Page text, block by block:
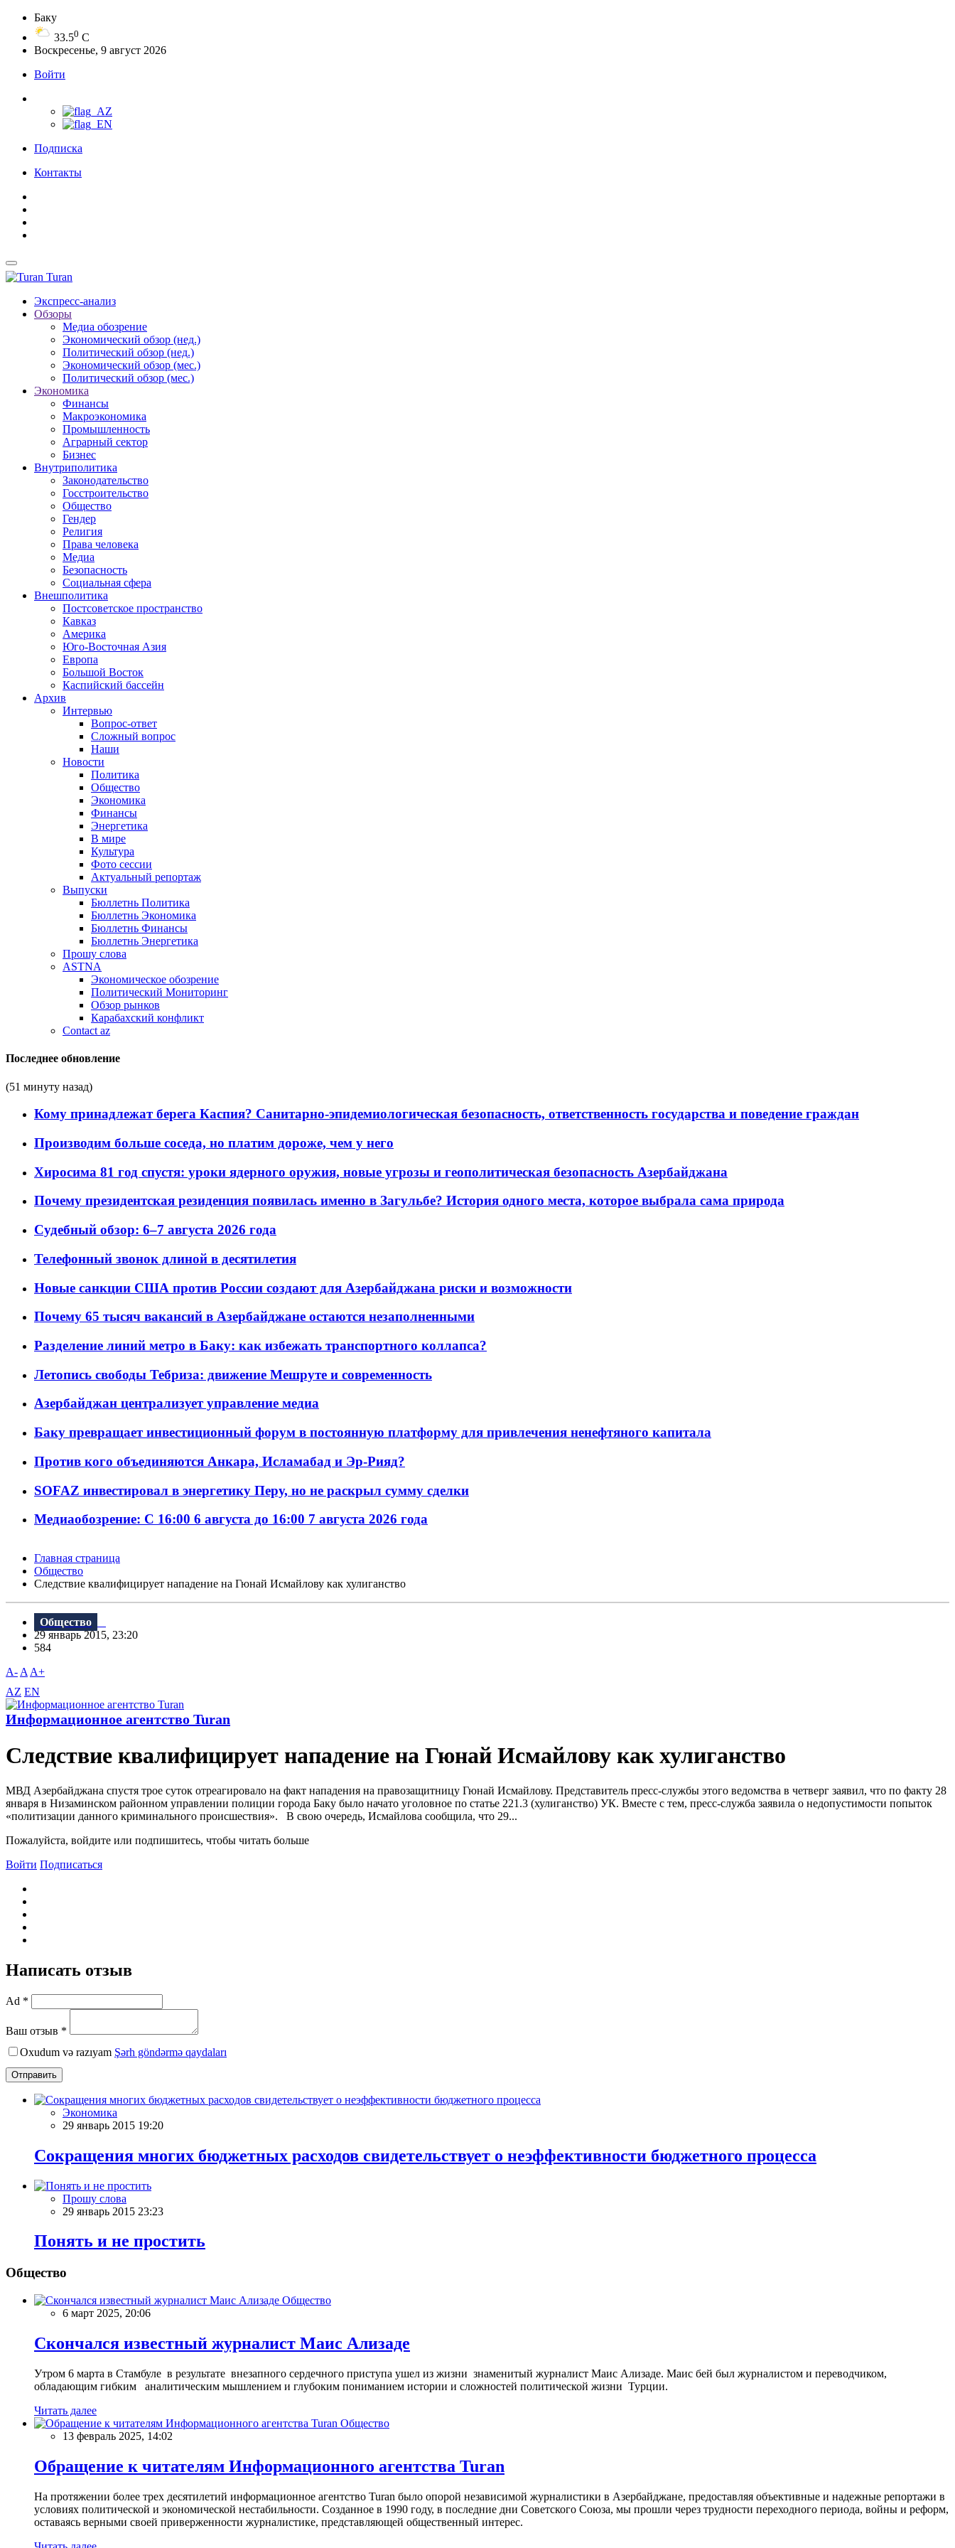
Баку
33.50 C
Воскресенье, 9 август 2026
Войти
Подписка
Контакты
Turan
Экспресс-анализ
Обзоры
Медиа обозрение
Экономический обзор (нед.)
Политический обзор (нед.)
Экономический обзор (мес.)
Политический обзор (мес.)
Экономика
Финансы
Макроэкономика
Промышленность
Аграрный сектор
Бизнес
Внутриполитика
Законодательство
Госстроительство
Общество
Гендер
Религия
Права человека
Медиа
Безопасность
Социальная сфера
Внешполитика
Постсоветское пространство
Кавказ
Америка
Юго-Восточная Азия
Европа
Большой Восток
Каспийский бассейн
Архив
Интервью
Вопрос-ответ
Сложный вопрос
Наши
Новости
Политика
Общество
Экономика
Финансы
Энергетика
В мире
Культура
Фото сессии
Актуальный репортаж
Выпуски
Бюллетнь Политика
Бюллетнь Экономика
Бюллетнь Финансы
Бюллетнь Энергетика
Прошу слова
ASTNA
Экономическое обозрение
Политический Мониторинг
Обзор рынков
Карабахский конфликт
Contact az
Последнее обновление
(51 минуту назад)
Кому принадлежат берега Каспия? Санитарно-эпидемиологическая безопасность, ответственность государства и поведение граждан
Производим больше соседа, но платим дороже, чем у него
Хиросима 81 год спустя: уроки ядерного оружия, новые угрозы и геополитическая безопасность Азербайджана
Почему президентская резиденция появилась именно в Загульбе? История одного места, которое выбрала сама природа
Судебный обзор: 6–7 августа 2026 года
Телефонный звонок длиной в десятилетия
Новые санкции США против России создают для Азербайджана риски и возможности
Почему 65 тысяч вакансий в Азербайджане остаются незаполненными
Разделение линий метро в Баку: как избежать транспортного коллапса?
Летопись свободы Тебриза: движение Мешруте и современность
Азербайджан централизует управление медиа
Баку превращает инвестиционный форум в постоянную платформу для привлечения ненефтяного капитала
Против кого объединяются Анкара, Исламабад и Эр-Рияд?
SOFAZ инвестировал в энергетику Перу, но не раскрыл сумму сделки
Медиаобозрение: С 16:00 6 августа до 16:00 7 августа 2026 года
Главная страница
Общество
Следствие квалифицирует нападение на Гюнай Исмайлову как хулиганство
Общество
29 январь 2015, 23:20
584
A- A A+
AZ EN
Информационное агентство Turan
Следствие квалифицирует нападение на Гюнай Исмайлову как хулиганство
МВД Азербайджана спустя трое суток отреагировало на факт нападения на правозащитницу Гюнай Исмайлову. Представитель пресс-службы этого ведомства в четверг заявил, что по факту 28
января в Низаминском районном управлении полиции города Баку было начато уголовное по статье 221.3 (хулиганство) УК. Вместе с тем, пресс-служба заявила о недопустимости попыток
«политизации данного криминального происшествия». В свою очередь, Исмайлова сообщила, что 29...
Пожалуйста, войдите или подпишитесь, чтобы читать больше
Войти Подписаться
Написать отзыв
Ad *
Ваш отзыв *
Oxudum və razıyam Şərh göndərmə qaydaları
Отправить
Экономика
29 январь 2015 19:20
Сокращения многих бюджетных расходов свидетельствует о неэффективности бюджетного процесса
Прошу слова
29 январь 2015 23:23
Понять и не простить
Общество
Общество
6 март 2025, 20:06
Скончался известный журналист Маис Ализаде
Утром 6 марта в Стамбуле в результате внезапного сердечного приступа ушел из жизни знаменитый журналист Маис Ализаде. Маис бей был журналистом и переводчиком,
обладающим гибким аналитическим мышлением и глубоким пониманием истории и сложностей политической жизни Турции.
Читать далее
Общество
13 февраль 2025, 14:02
Обращение к читателям Информационного агентства Turan
На протяжении более трех десятилетий информационное агентство Turan было опорой независимой журналистики в Азербайджане, предоставляя объективные и надежные репортажи в
условиях политической и экономической нестабильности. Созданное в 1990 году, в последние дни Советского Союза, мы прошли через трудности переходного периода, войны и реформ,
оставаясь верными своей приверженности журналистике, представляющей общественный интерес.